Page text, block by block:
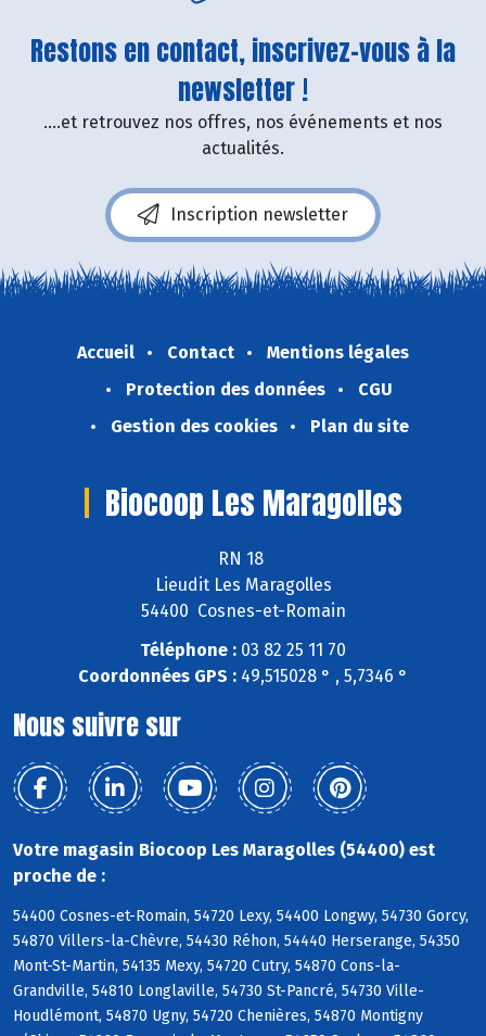
Restons en contact, inscrivez-vous à la
newsletter !
....et retrouvez nos offres, nos événements et nos
actualités.
Inscription newsletter
Accueil Contact
Mentions légales
Protection des données
CGU
Gestion des cookies
Plan du site
Biocoop Les Maragolles
RN 18
Lieudit Les Maragolles
54400 Cosnes-et-Romain
Téléphone : 03 82 25 11 70
Coordonnées GPS : 49,515028 ° , 5,7346 °
Nous suivre sur
Votre magasin Biocoop Les Maragolles (54400) est
proche de :
54400 Cosnes-et-Romain, 54720 Lexy, 54400 Longwy, 54730 Gorcy,
54870 Villers-la-Chèvre, 54430 Réhon, 54440 Herserange, 54350
Mont-St-Martin, 54135 Mexy, 54720 Cutry, 54870 Cons-la-
Grandville, 54810 Longlaville, 54730 St-Pancré, 54730 Ville-
Houdlémont, 54870 Ugny, 54720 Chenières, 54870 Montigny